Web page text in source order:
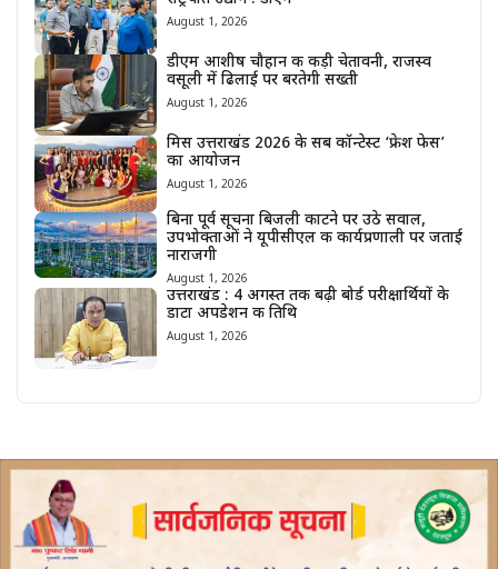
August 1, 2026
डीएम आशीष चौहान की कड़ी चेतावनी, राजस्व
वसूली में ढिलाई पर बरतेगी सख्ती
August 1, 2026
मिस उत्तराखंड 2026 के सब कॉन्टेस्ट ‘फ्रेश फेस’
का आयोजन
August 1, 2026
बिना पूर्व सूचना बिजली काटने पर उठे सवाल,
उपभोक्ताओं ने यूपीसीएल की कार्यप्रणाली पर जताई
नाराजगी
August 1, 2026
उत्तराखंड : 4 अगस्त तक बढ़ी बोर्ड परीक्षार्थियों के
डाटा अपडेशन की तिथि
August 1, 2026